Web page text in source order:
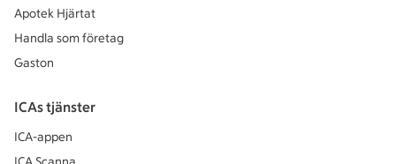
Apotek Hjärtat
Handla som företag
Gaston
ICAs tjänster
ICA-appen